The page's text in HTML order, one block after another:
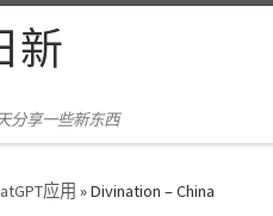
新
分享一些新东西
应用 »Divination – China